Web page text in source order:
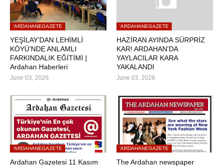
'ARDAHANEGAZETE
YEŞİLAY’DAN LEHİMLİ
KÖYÜ’NDE ANLAMLI
FARKINDALIK EĞİTİMİ |
Ardahan Haberleri
June 03, 2026
'ARDAHANEGAZETE
HAZİRAN AYINDA SÜRPRİZ
KAR! ARDAHAN'DA
YAYLACILAR KARA
YAKALANDI
June 03, 2026
'ARDAHANEGAZETE
Ardahan Gazetesi 11 Kasım
'ARDAHANEGAZETE
The Ardahan newspaper